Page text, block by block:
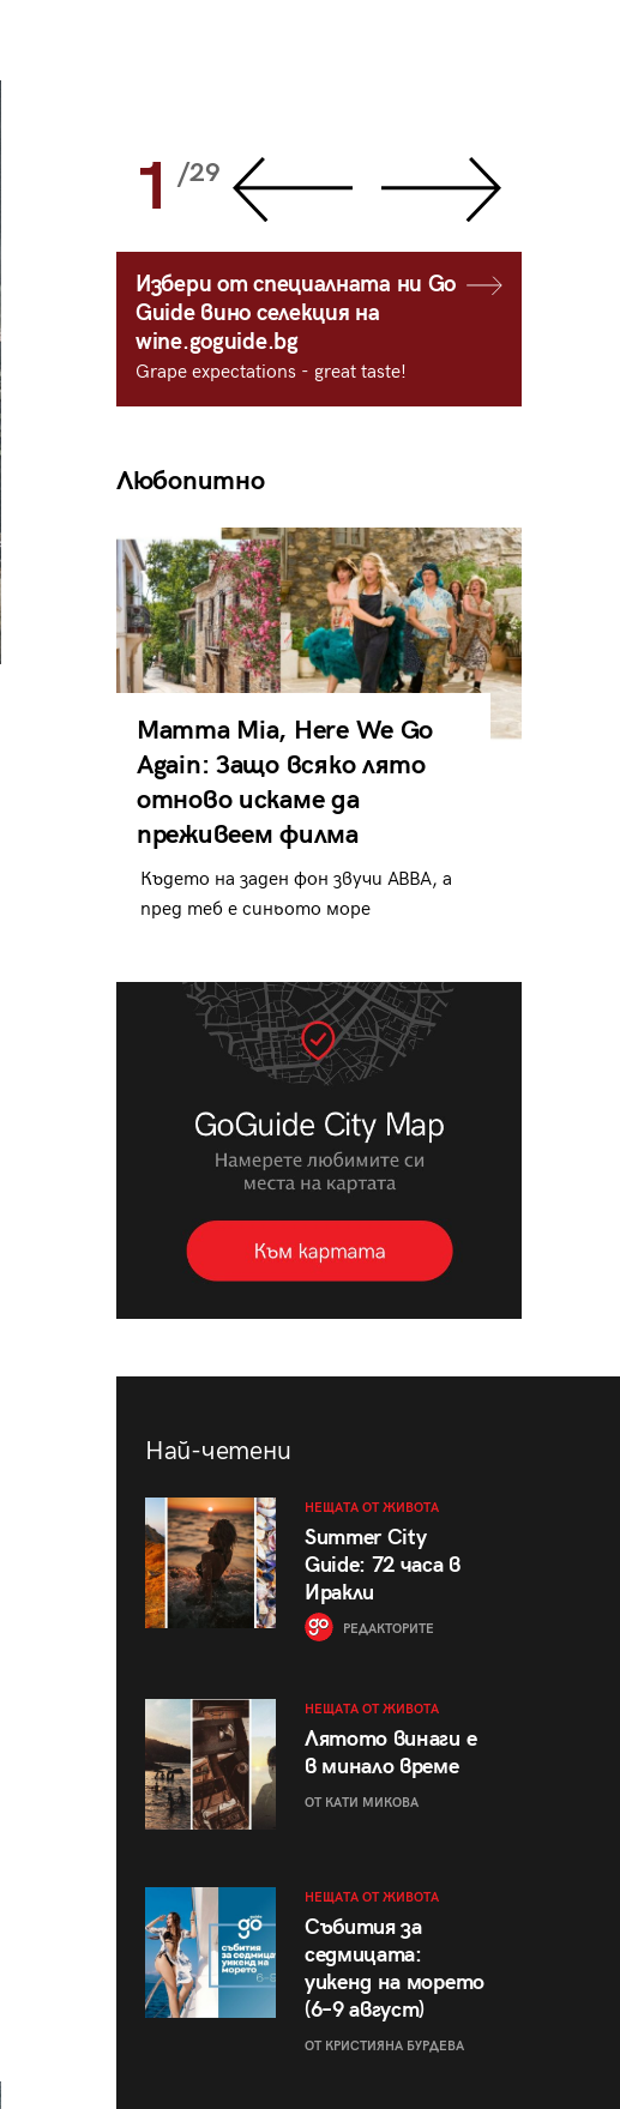
1 /29
Избери от специалната ни Go
Guide вино селекция на
wine.goguide.bg
Grape expectations - great taste!
Любопитно
Mamma Mia, Here We Go
Again: Защо всяко лято
отново искаме да
преживеем филма
Където на заден фон звучи ABBA, а
пред теб е синьото море
Най-четени
НЕЩАТА ОТ ЖИВОТА
Summer City
Guide: 72 часа в
Иракли
РЕДАКТОРИТЕ
НЕЩАТА ОТ ЖИВОТА
Лятото винаги е
в минало време
ОТ КАТИ МИКОВА
НЕЩАТА ОТ ЖИВОТА
Събития за
седмицата:
уикенд на морето
(6–9 август)
ОТ КРИСТИЯНА БУРДЕВА